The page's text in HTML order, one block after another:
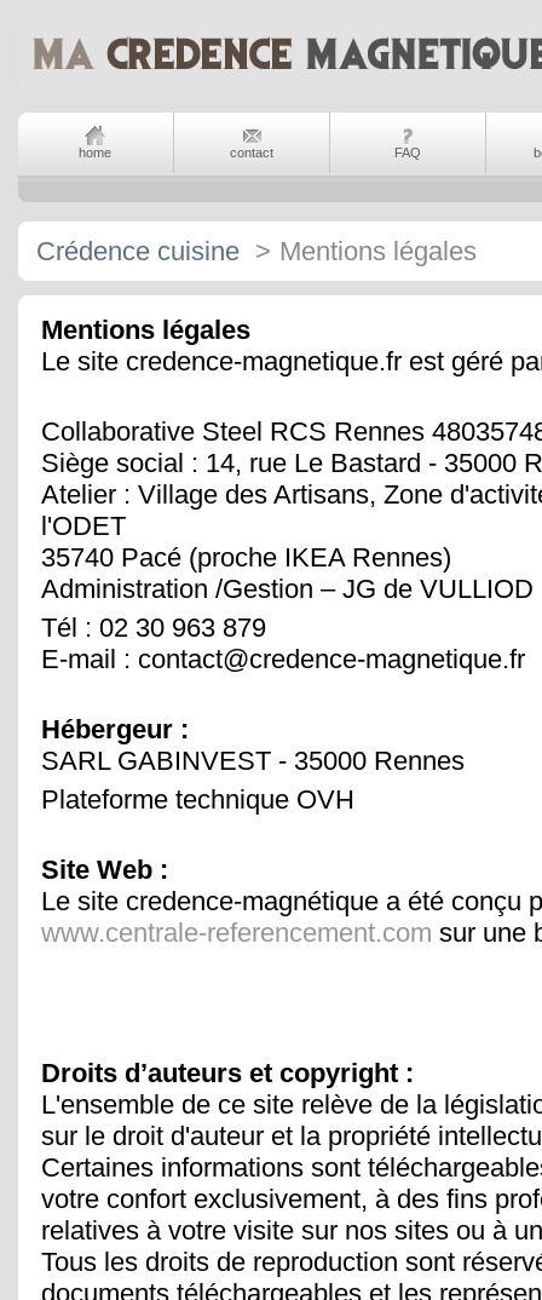
home contact FAQ
Crédence cuisine > Mentions légales
Mentions légales
Le site credence-magnetique.fr est géré
Collaborative Steel RCS Rennes
Siège social : 14, rue Le Bastard - 35000
Atelier : Village des Artisans, Zone
l'ODET
35740 Pacé (proche IKEA Rennes)
Administration /Gestion – JG de VULLIOD
Tél : 02 30 963 879
E-mail : contact@credence-magnetique.fr
Hébergeur :
SARL GABINVEST - 35000 Rennes
Plateforme technique OVH
Site Web :
Le site credence-magnétique a été conçu
www.centrale-referencement.com sur une
Droits d’auteurs et copyright :
L'ensemble de ce site relève de la
sur le droit d'auteur et la propriété
Certaines informations sont
votre confort exclusivement, à des fins
relatives à votre visite sur nos sites ou à
Tous les droits de reproduction sont
documents téléchargeables et les